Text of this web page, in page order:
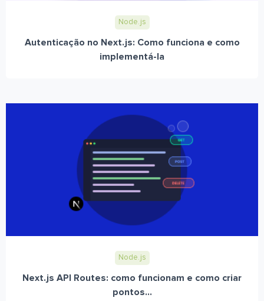
Node.js
Autenticação no Next.js: Como funciona e como
implementá-la
Node.js
Next.js API Routes: como funcionam e como criar
pontos...